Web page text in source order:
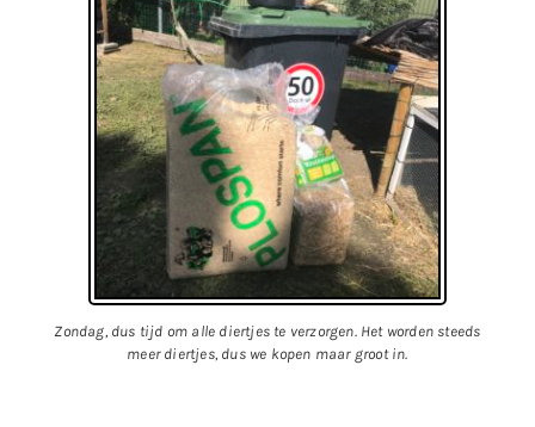
Zondag, dus tijd om alle diertjes te verzorgen. Het worden steeds
meer diertjes, dus we kopen maar groot in.